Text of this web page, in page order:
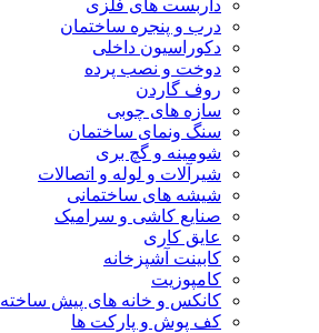
داربست های فلزی
درب و پنجره ساختمان
دکوراسیون داخلی
دوخت و نصب پرده
روف گاردن
سازه های چوبی
سنگ ونمای ساختمان
شومینه و گچ بری
شیرآلات و لوله و اتصالات
شیشه های ساختمانی
صنایع کاشی و سرامیک
عایق کاری
کابینت آشپزخانه
کامپوزیت
کانکس و خانه های پیش ساخته
کف پوش و پارکت ها